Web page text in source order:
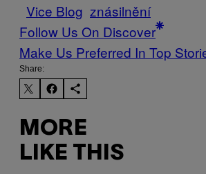
Vice Blog znásilnění
Follow Us On Discover
Make Us Preferred In Top
Share:
MORE
LIKE THIS